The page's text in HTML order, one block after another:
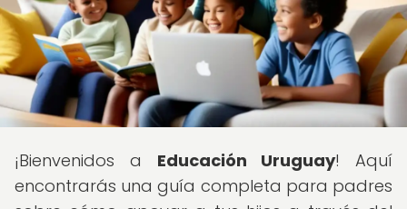
¡Bienvenidos a Educación Uruguay! Aquí
encontrarás una guía completa para padres